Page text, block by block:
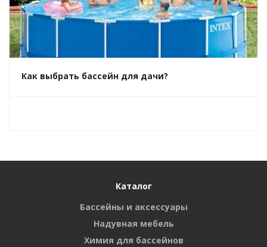
Как выбрать бассейн для дачи?
Каталог
Бассейны и аксессуары
Надувная мебель
Химия для бассейнов